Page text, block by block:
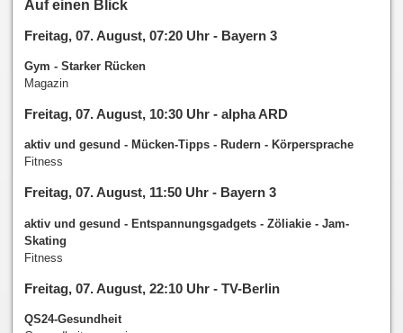
Auf einen Blick
Freitag, 07. August, 07:20 Uhr - Bayern 3
Gym - Starker Rücken
Magazin
Freitag, 07. August, 10:30 Uhr - alpha ARD
aktiv und gesund - Mücken-Tipps - Rudern - Körpersprache
Fitness
Freitag, 07. August, 11:50 Uhr - Bayern 3
aktiv und gesund - Entspannungsgadgets - Zöliakie - Jam-
Skating
Fitness
Freitag, 07. August, 22:10 Uhr - TV-Berlin
QS24-Gesundheit